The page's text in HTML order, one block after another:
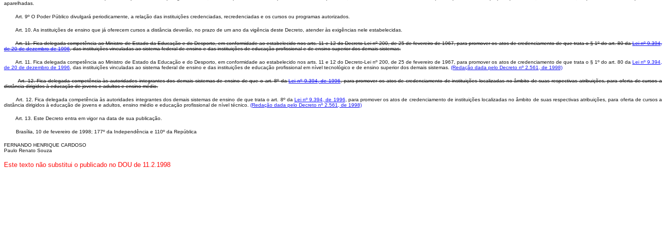
aparelhadas.
Art. 9º O Poder Público divulgará periodicamente, a relação das instituições credenciadas, recredenciadas e os cursos ou programas autorizados.
Art. 10. As instituições de ensino que já oferecem cursos a distância deverão, no prazo de um ano da vigência deste Decreto, atender às exigências nele estabelecidas.
Art. 11. Fica delegada competência ao Ministro de Estado da Educação e do Desporto, em conformidade ao estabelecido nos arts. 11 e 12 do Decreto-Lei nº 200, de 25 de fevereiro de 1967, para promover os atos de credenciamento de que trata o § 1º do art. 80 daLei nº 9.394,
de 20 de dezembro de 1996, das instituições vinculadas ao sistema federal de ensino e das instituições de educação profissional e de ensino superior dos demais sistemas.
Art. 11. Fica delegada competência ao Ministro de Estado da Educação e do Desporto, em conformidade ao estabelecido nos arts. 11 e 12 do Decreto-Lei nº 200, de 25 de fevereiro de 1967, para promover os atos de credenciamento de que trata o § 1º do art. 80 da Lei nº 9.394,
de 20 de dezembro de 1996, das instituições vinculadas ao sistema federal de ensino e das instituições de educação profissional em nível tecnológico e de ensino superior dos demais sistemas. (Redação dada pelo Decreto nº 2.561, de 1998)
Art. 12. Fica delegada competência às autoridades integrantes dos demais sistemas de ensino de que o art. 8º daLei nº 9.394, de 1996, para promover os atos de credenciamento de instituições localizadas no âmbito de suas respectivas atribuições, para oferta de cursos a
distância dirigidos à educação de jovens e adultos e ensino médio.
Art. 12. Fica delegada competência às autoridades integrantes dos demais sistemas de ensino de que trata o art. 8º da Lei nº 9.394, de 1996, para promover os atos de credenciamento de instituições localizadas no âmbito de suas respectivas atribuições, para oferta de cursos a
distância dirigidos à educação de jovens e adultos, ensino médio e educação profissional de nível técnico. (Redação dada pelo Decreto nº 2.561, de 1998)
Art. 13. Este Decreto entra em vigor na data de sua publicação.
Brasília, 10 de fevereiro de 1998; 177º da Independência e 110º da República
FERNANDO HENRIQUE CARDOSO
Paulo Renato Souza
Este texto não substitui o publicado no DOU de 11.2.1998